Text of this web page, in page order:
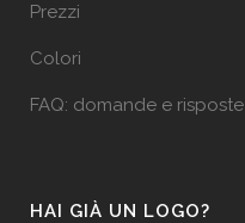
Prezzi
Colori
FAQ: domande e risposte
HAI GIÀ UN LOGO?